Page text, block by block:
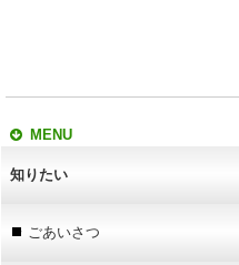
MENU
知りたい
ごあいさつ